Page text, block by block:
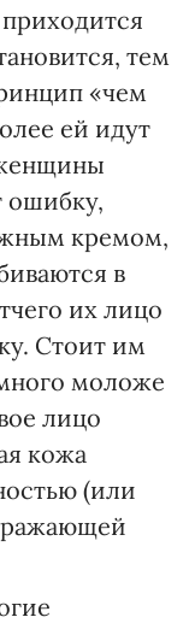
тем
«чем
ей идут
ошибку,
кремом,
в
их лицо
Стоит им
моложе
лицо
кожа
(или